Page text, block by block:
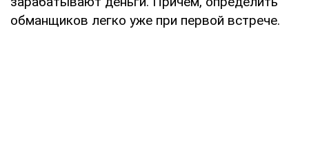
обманщиков легко уже при первой встрече.